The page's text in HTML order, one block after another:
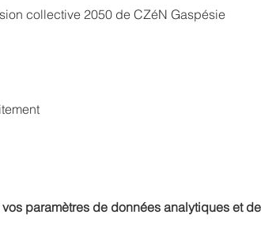
collective 2050 de CZéN Gaspésie
paramètres de données analytiques et